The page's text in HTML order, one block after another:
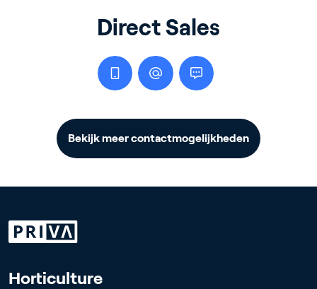
Direct Sales
Bekijk meer contactmogelijkheden
Horticulture